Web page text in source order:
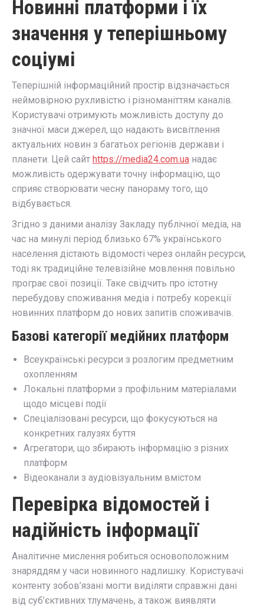
Новинні платформи і їх
значення у теперішньому
соціумі
Теперішній інформаційний простір відзначається
неймовірною рухливістю і різноманіттям каналів.
Користувачі отримують можливість доступу до
значної маси джерел, що надають висвітлення
актуальних новин з багатьох регіонів держави і
планети. Цей сайт https://media24.com.ua надає
можливість одержувати точну інформацію, що
сприяє створювати чесну панораму того, що
відбувається.
Згідно з даними аналізу Закладу публічної медіа, на
час на минулі період близько 67% українського
населення дістають відомості через онлайн ресурси,
тоді як традиційне телевізійне мовлення повільно
програє свої позиції. Таке свідчить про істотну
перебудову споживання медіа і потребу корекції
новинних платформ до нових запитів споживачів.
Базові категорії медійних платформ
Всеукраїнські ресурси з розлогим предметним
охопленням
Локальні платформи з профільним матеріалами
щодо місцеві події
Спеціалізовані ресурси, що фокусуються на
конкретних галузях буття
Агрегатори, що збирають інформацію з різних
платформ
Відеоканали з аудіовізуальним вмістом
Перевірка відомостей і
надійність інформації
Аналітичне мислення робиться основоположним
знаряддям у часи новинного надлишку. Користувачі
контенту зобов’язані могти виділяти справжні дані
від суб’єктивних тлумачень, а також виявляти